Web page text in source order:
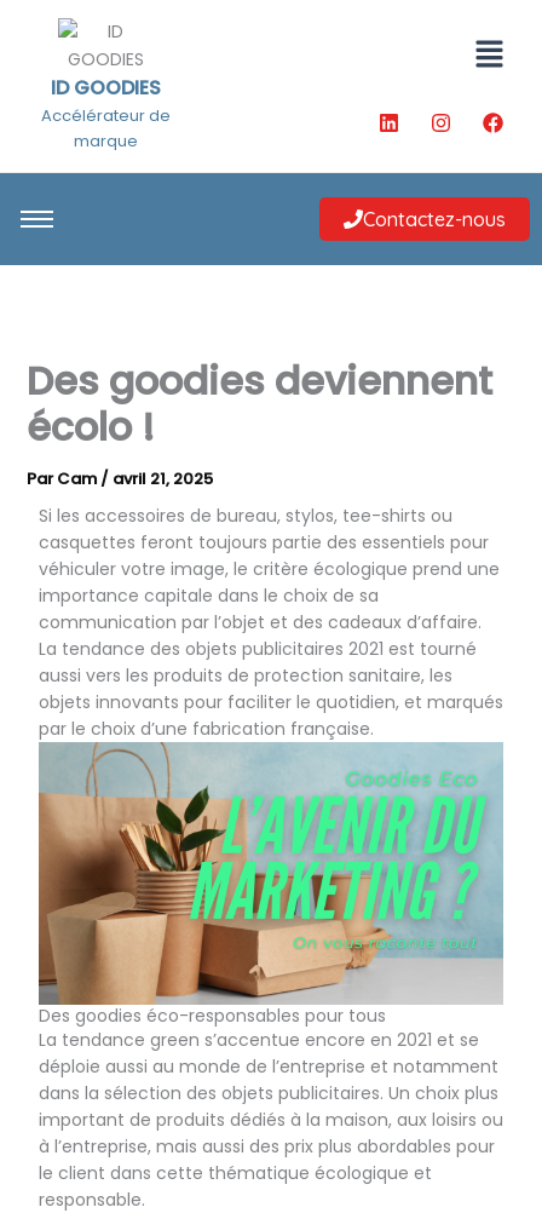
contenu
ID GOODIES
Accélérateur de
marque
Menu
L
i
k
e
d
i
I
n
t
a
g
r
m
F
a
e
b
o
o
Contactez-nous
Des goodies deviennent
écolo !
ParCam / avril 21, 2025
Si les accessoires de bureau, stylos, tee-shirts ou
casquettes feront toujours partie des essentiels pour
véhiculer votre image, le critère écologique prend une
importance capitale dans le choix de sa
communication par l’objet et des cadeaux d’affaire.
La tendance des objets publicitaires 2021 est tourné
aussi vers les produits de protection sanitaire, les
objets innovants pour faciliter le quotidien, et marqués
par le choix d’une fabrication française.
Des goodies éco-responsables pour tous
La tendance green s’accentue encore en 2021 et se
déploie aussi au monde de l’entreprise et notamment
dans la sélection des objets publicitaires. Un choix plus
important de produits dédiés à la maison, aux loisirs ou
à l’entreprise, mais aussi des prix plus abordables pour
le client dans cette thématique écologique et
responsable.